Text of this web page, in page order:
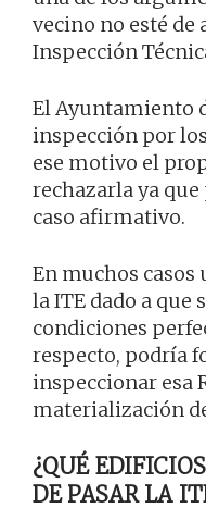
vecino no esté de
Inspección
El Ayuntamiento
inspección por
ese motivo el
rechazarla ya
caso afirmativo.
En muchos
la ITE dado a que
condiciones
respecto, podría
inspeccionar esa
materialización
¿QUÉ
DE PASAR LA